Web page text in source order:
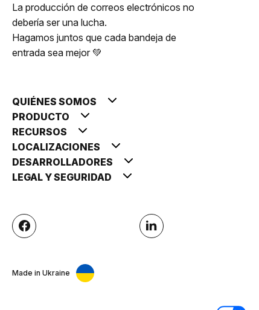
La producción de correos electrónicos no
debería ser una lucha.
Hagamos juntos que cada bandeja de
entrada sea mejor 💚
QUIÉNES SOMOS
PRODUCTO
RECURSOS
LOCALIZACIONES
DESARROLLADORES
LEGAL Y SEGURIDAD
Made in Ukraine